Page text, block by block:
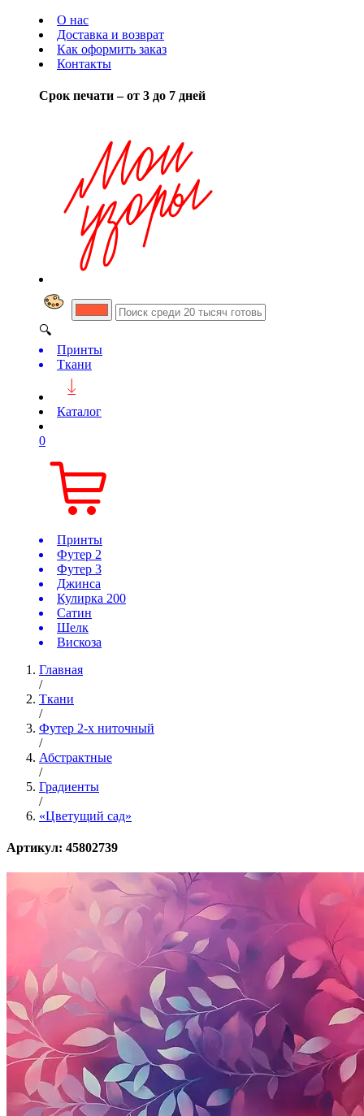
О нас
Доставка и возврат
Как оформить заказ
Контакты
Срок печати – от 3 до 7 дней
🔍
Принты
Ткани
Каталог
0
Принты
Футер 2
Футер 3
Джинса
Кулирка 200
Сатин
Шелк
Вискоза
Главная
/
Ткани
/
Футер 2-х ниточный
/
Абстрактные
/
Градиенты
/
«Цветущий сад»
Артикул: 45802739